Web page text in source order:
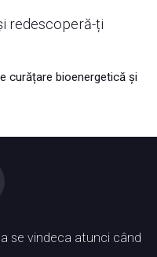
redescoperă-ți
curățare bioenergetică și
se vindeca atunci când